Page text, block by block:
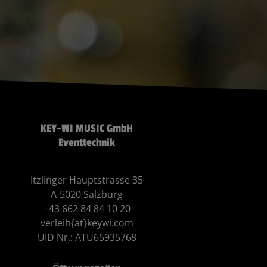
KEY-WI MUSIC GmbH
Eventtechnik
Itzlinger Hauptstrasse 35
A-5020 Salzburg
+43 662 84 84 10 20
verleih{at}keywi.com
UID Nr.: ATU65935768